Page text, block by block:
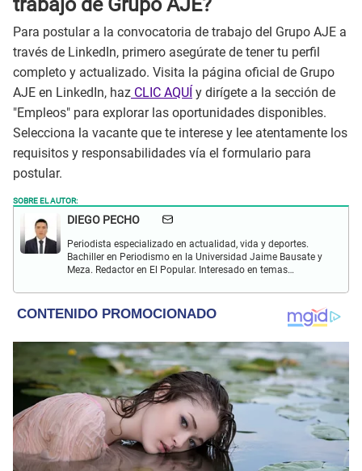
Para postular a la convocatoria de trabajo del Grupo AJE a
través de LinkedIn, primero asegúrate de tener tu perfil
completo y actualizado. Visita la página oficial de Grupo
AJE en LinkedIn, haz CLIC AQUÍ y dirígete a la sección de
"Empleos" para explorar las oportunidades disponibles.
Selecciona la vacante que te interese y lee atentamente los
requisitos y responsabilidades vía el formulario para
postular.
SOBRE EL AUTOR:
DIEGO PECHO
Periodista especializado en actualidad, vida y deportes.
Bachiller en Periodismo en la Universidad Jaime Bausate y
Meza. Redactor en El Popular. Interesado en temas
internacional, trucos caseros y educación.